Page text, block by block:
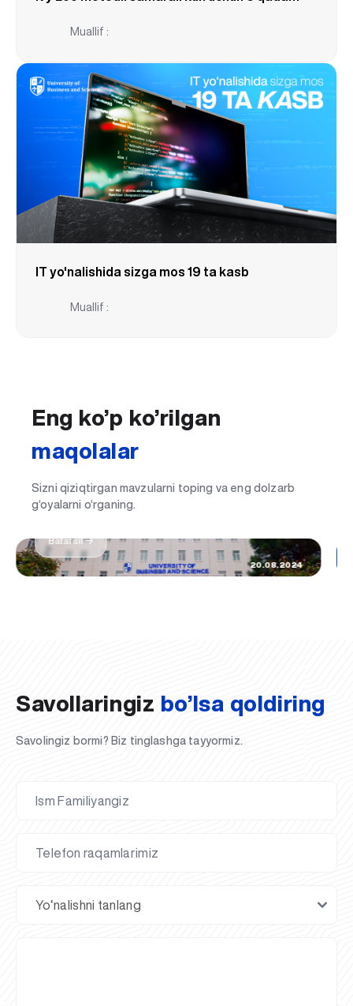
Muallif :
IT yo'nalishida sizga mos 19 ta kasb
Muallif :
Eng ko’p ko’rilgan
maqolalar
Sizni qiziqtirgan mavzularni toping va eng dolzarb
g‘oyalarni o‘rganing.
20.08.2024
Hayotimdagi eng muhim kun: UBS talabasi
Batafsil →
Savollaringiz bo’lsa qoldiring
Savolingiz bormi? Biz tinglashga tayyormiz.